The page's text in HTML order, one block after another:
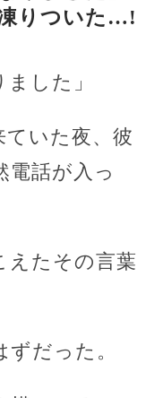
りついた…!
した」
ていた夜、彼
電話が入っ
えたその言葉
だった。